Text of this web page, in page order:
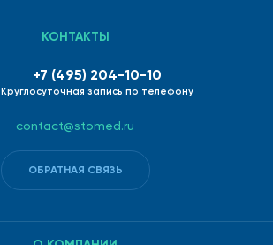
КОНТАКТЫ
+7 (495) 204-10-10
Круглосуточная запись по телефону
contact@stomed.ru
ОБРАТНАЯ СВЯЗЬ